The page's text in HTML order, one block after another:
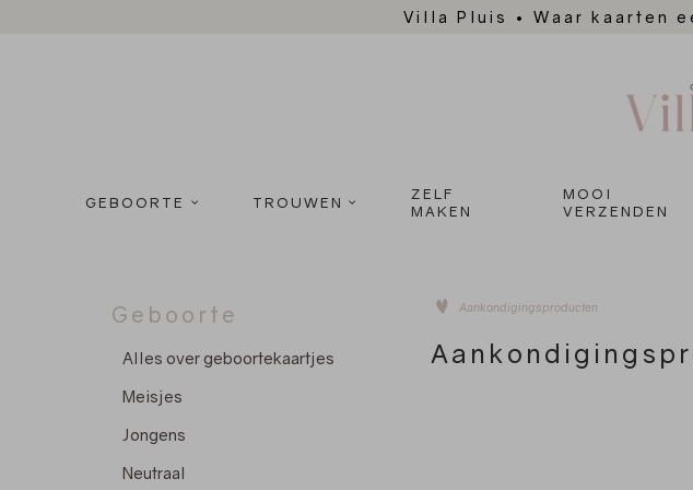
Villa Pluis • Waar kaarten
GEBOORTE TROUWEN
ZELF
MAKEN
MOOI
VERZENDEN
Geboorte
Alles over geboortekaartjes
Meisjes
Jongens
Neutraal
Aankondigingsproducten